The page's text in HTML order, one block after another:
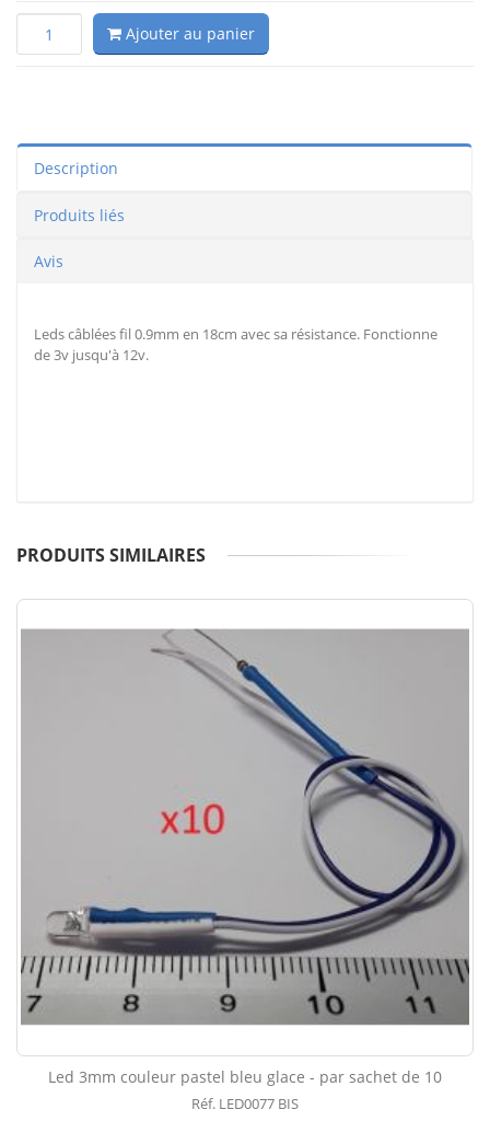
Ajouter au panier
Description
Produits liés
Avis
Leds câblées fil 0.9mm en 18cm avec sa résistance. Fonctionne
de 3v jusqu'à 12v.
PRODUITS SIMILAIRES
Led 3mm couleur pastel bleu glace - par sachet de 10
Réf. LED0077 BIS